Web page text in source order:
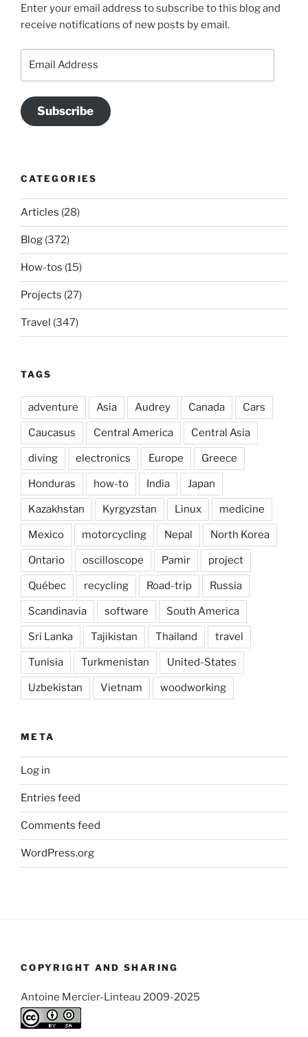
Enter your email address to subscribe to this blog and
receive notifications of new posts by email.
Subscribe
CATEGORIES
Articles (28)
Blog (372)
How-tos (15)
Projects (27)
Travel (347)
TAGS
adventure Asia Audrey Canada Cars
Caucasus Central America Central Asia
diving electronics Europe Greece
Honduras how-to India Japan
Kazakhstan Kyrgyzstan Linux medicine
Mexico motorcycling Nepal North Korea
Ontario oscilloscope Pamir project
Québec recycling Road-trip Russia
Scandinavia software South America
Sri Lanka Tajikistan Thailand travel
Tunisia Turkmenistan United-States
Uzbekistan Vietnam woodworking
META
Log in
Entries feed
Comments feed
WordPress.org
COPYRIGHT AND SHARING
Antoine Mercier-Linteau 2009-2025